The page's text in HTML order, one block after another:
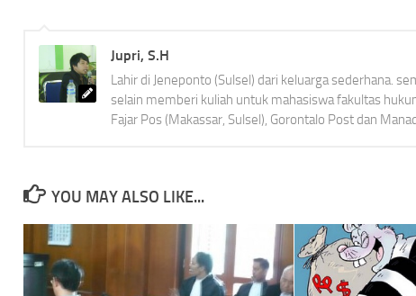
Jupri, S.H
Lahir di Jeneponto (Sulsel) dari keluarga sederhana.
selain memberi kuliah untuk mahasiswa fakultas
Fajar Pos (Makassar, Sulsel), Gorontalo Post dan
YOU MAY ALSO LIKE...